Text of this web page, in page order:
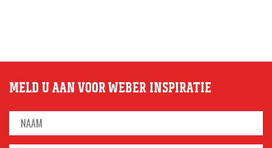
MELD U AAN VOOR WEBER INSPIRATIE